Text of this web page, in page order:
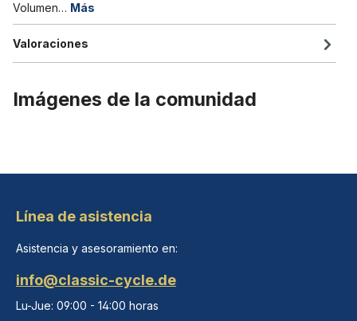
Volumen… Más
Valoraciones
Imágenes de la comunidad
Línea de asistencia
Asistencia y asesoramiento en:
info@classic-cycle.de
Lu-Jue: 09:00 - 14:00 horas